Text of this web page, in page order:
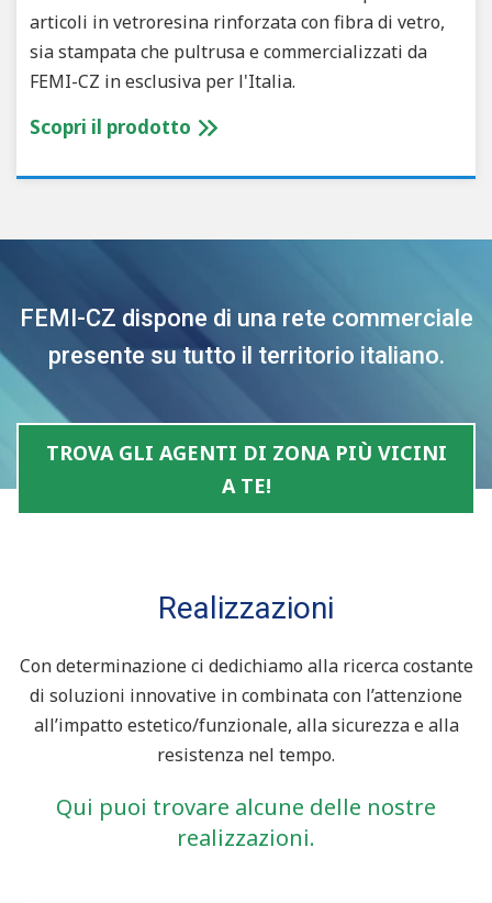
articoli in vetroresina rinforzata con fibra di vetro,
sia stampata che pultrusa e commercializzati da
FEMI-CZ in esclusiva per l'Italia.
Scopri il prodotto
FEMI-CZ dispone di una rete commerciale
presente su tutto il territorio italiano.
TROVA GLI AGENTI DI ZONA PIÙ VICINI
A TE!
Realizzazioni
Con determinazione ci dedichiamo alla ricerca costante
di soluzioni innovative in combinata con l’attenzione
all’impatto estetico/funzionale, alla sicurezza e alla
resistenza nel tempo.
Qui puoi trovare alcune delle nostre
realizzazioni.